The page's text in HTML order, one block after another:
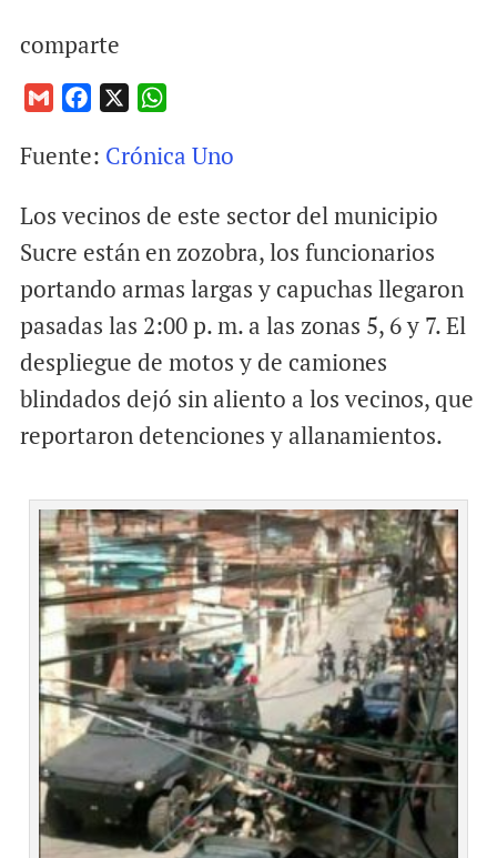
comparte
a
l
c
b
k
a
s
p
Fuente: Crónica Uno
Los vecinos de este sector del municipio
Sucre están en zozobra, los funcionarios
portando armas largas y capuchas llegaron
pasadas las 2:00 p. m. a las zonas 5, 6 y 7. El
despliegue de motos y de camiones
blindados dejó sin aliento a los vecinos, que
reportaron detenciones y allanamientos.